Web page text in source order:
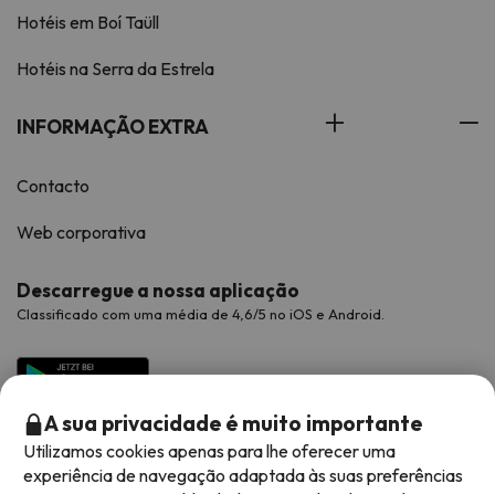
Hotéis em Boí Taüll
Hotéis na Serra da Estrela
INFORMAÇÃO EXTRA
Contacto
Web corporativa
Descarregue a nossa aplicação
Classificado com uma média de 4,6/5 no iOS e Android.
A sua privacidade é muito importante
Utilizamos cookies apenas para lhe oferecer uma
experiência de navegação adaptada às suas preferências